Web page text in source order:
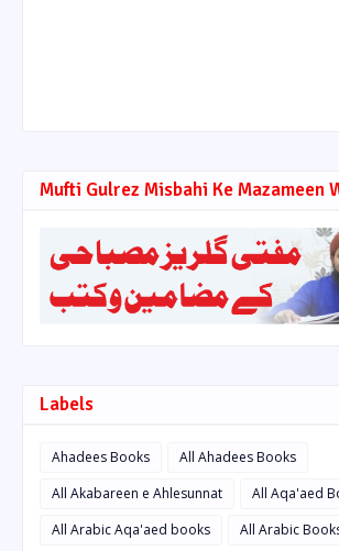
Mufti Gulrez Misbahi Ke Mazameen
Labels
Ahadees Books
All Ahadees Books
All Akabareen e Ahlesunnat
All Aqa'aed
All Arabic Aqa'aed books
All Arabic